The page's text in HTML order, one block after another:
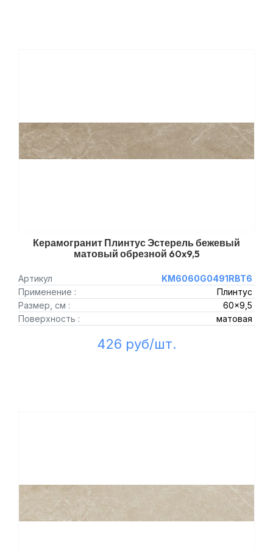
Керамогранит Плинтус Эстерель бежевый
матовый обрезной 60x9,5
Артикул
KM6060G0491RBT6
Применение :
Плинтус
Размер, см :
60x9,5
Поверхность :
матовая
426 руб/шт.